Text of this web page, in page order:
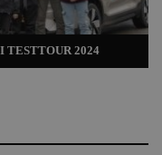
TESTTOUR 2024